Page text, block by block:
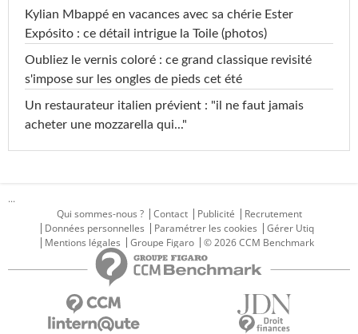
Kylian Mbappé en vacances avec sa chérie Ester
Expósito : ce détail intrigue la Toile (photos)
Oubliez le vernis coloré : ce grand classique revisité
s'impose sur les ongles de pieds cet été
Un restaurateur italien prévient : "il ne faut jamais
acheter une mozzarella qui..."
...
Qui sommes-nous ?
Contact Publicité
Recrutement
Données personnelles
Paramétrer les cookies
Gérer Utiq
Mentions légales
Groupe Figaro © 2026 CCM Benchmark